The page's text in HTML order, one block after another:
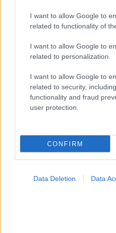
I want to allow Google to
related to functionality of
I want to allow Google to
related to personalization.
I want to allow Google to
related to security,
functionality and fraud
user protection.
CONFIRM
Data Deletion Data
Φυτικές ίνες και οι μορφές